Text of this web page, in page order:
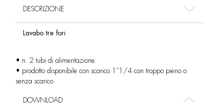
DESCRIZIONE
Lavabo tre fori
• n. 2 tubi di alimentazione
• prodotto disponibile con scarico 1”1/4 con troppo pieno o
senza scarico
DOWNLOAD